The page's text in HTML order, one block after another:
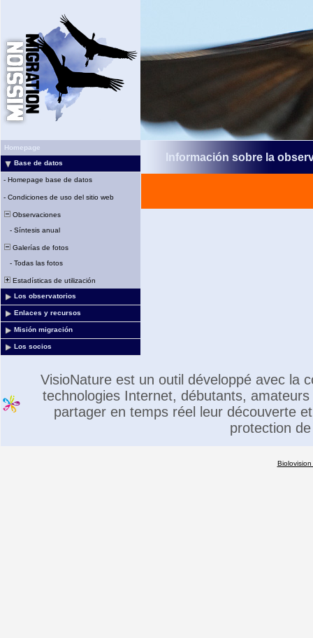
Homepage
Base de datos
- Homepage base de datos
- Condiciones de uso del sitio web
Observaciones
- Síntesis anual
Galerías de fotos
- Todas las fotos
Estadísticas de utilización
Los observatorios
Enlaces y recursos
Misión migración
Los socios
Información sobre la
VisioNature est un outil développé avec la
technologies Internet, débutants,
partager en temps réel leur découverte
protection
Biolovision